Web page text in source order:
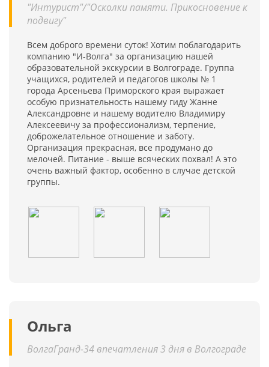
"Интурист"/"Осколки памяти. Прикосновение к
подвигу"
Всем доброго времени суток! Хотим поблагодарить
компанию "И-Волга" за организацию нашей
образовательной экскурсии в Волгограде. Группа
учащихся, родителей и педагогов школы № 1
города Арсеньева Приморского края выражает
особую признательность нашему гиду Жанне
Александровне и нашему водителю Владимиру
Алексеевичу за профессионализм, терпение,
доброжелательное отношение и заботу.
Организация прекрасная, все продумано до
мелочей. Питание - выше всяческих похвал! А это
очень важный фактор, особенно в случае детской
группы.
Ольга
ВолгаГранд-34 впечатления 3 дня в Волгограде